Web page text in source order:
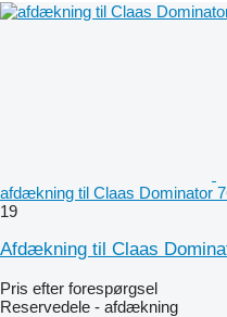
afdækning til Claas Dominator
19
Afdækning til Claas
Pris efter forespørgsel
Reservedele - afdækning